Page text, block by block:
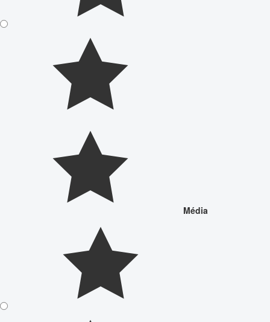
Média